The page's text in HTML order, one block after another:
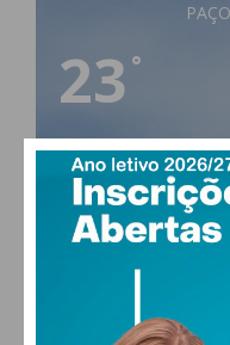
23 °
22° 26